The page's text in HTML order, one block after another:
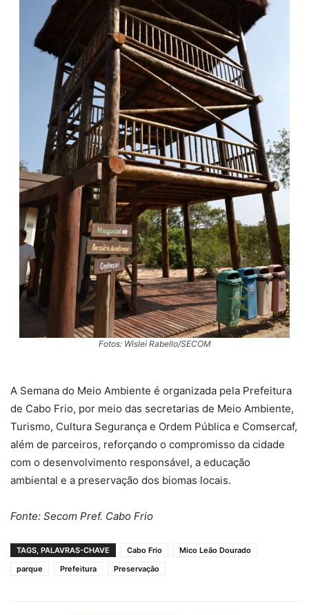
Fotos: Wislei Rabello/SECOM
A Semana do Meio Ambiente é organizada pela Prefeitura
de Cabo Frio, por meio das secretarias de Meio Ambiente,
Turismo, Cultura Segurança e Ordem Pública e Comsercaf,
além de parceiros, reforçando o compromisso da cidade
com o desenvolvimento responsável, a educação
ambiental e a preservação dos biomas locais.
Fonte: Secom Pref. Cabo Frio
TAGS, PALAVRAS-CHAVE Cabo Frio
Mico Leão Dourado
parque
Prefeitura Preservação